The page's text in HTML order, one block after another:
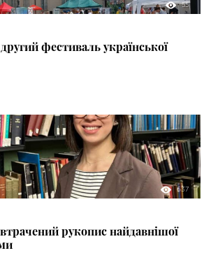
55
фестиваль української
637
рукопис найдавнішої